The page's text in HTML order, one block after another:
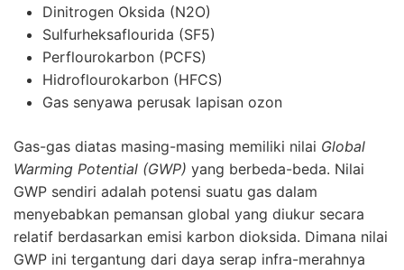
Dinitrogen Oksida (N2O)
Sulfurheksaflourida (SF5)
Perflourokarbon (PCFS)
Hidroflourokarbon (HFCS)
Gas senyawa perusak lapisan ozon
Gas-gas diatas masing-masing memiliki nilai Global
Warming Potential (GWP) yang berbeda-beda. Nilai
GWP sendiri adalah potensi suatu gas dalam
menyebabkan pemansan global yang diukur secara
relatif berdasarkan emisi karbon dioksida. Dimana nilai
GWP ini tergantung dari daya serap infra-merahnya